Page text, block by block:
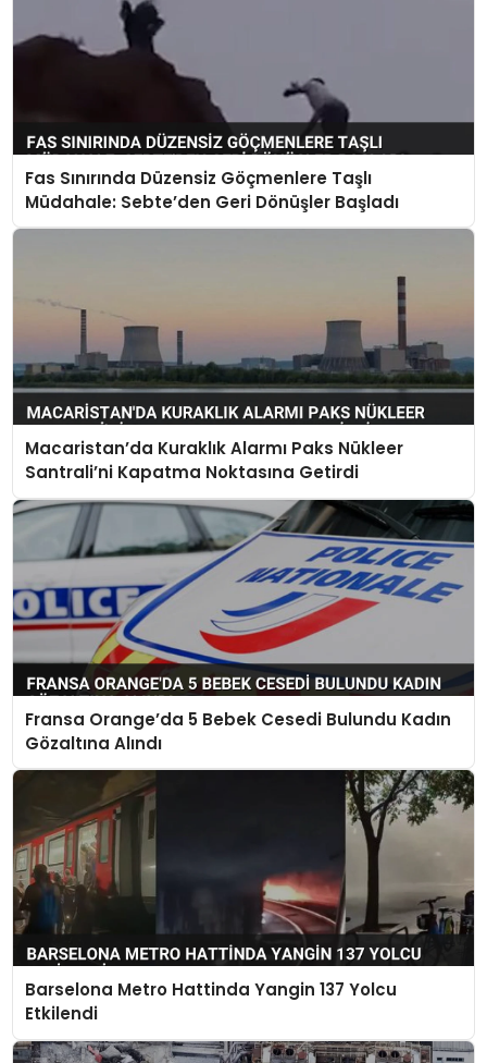
Fas Sınırında Düzensiz Göçmenlere Taşlı
Müdahale: Sebte’den Geri Dönüşler Başladı
Macaristan’da Kuraklık Alarmı Paks Nükleer
Santrali’ni Kapatma Noktasına Getirdi
Fransa Orange’da 5 Bebek Cesedi Bulundu Kadın
Gözaltına Alındı
Barselona Metro Hattinda Yangin 137 Yolcu
Etkilendi